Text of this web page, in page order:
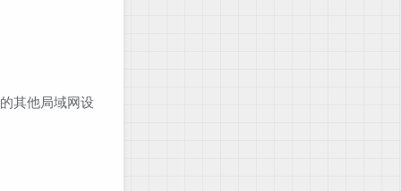
其他局域网设